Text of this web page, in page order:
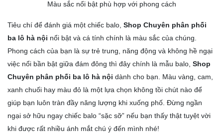
Màu sắc nổi bật phù hợp với phong cách
Tiêu chí để đánh giá một chiếc balo Shop Chuyên phân phối
ba lô hà nội nổi bật và cá tính chính là màu sắc của chúng.
Phong cách của bạn là sự trẻ trung, năng động và không hề ngại
việc nổi bần bật giữa đám đông thì đây chính là mẫu balo, Shop
Chuyên phân phối ba lô hà nội dành cho bạn. Màu vàng, cam,
xanh chuối hay màu đỏ là một lựa chọn không tồi chút nào để
giúp bạn luôn tràn đầy năng lượng khi xuống phố. Đừng ngần
ngại sở hữu ngay chiếc balo “sặc sỡ” nếu bạn thấy thật tuyệt vời
khi được rất nhiều ánh mắt chú ý đến mình nhé!